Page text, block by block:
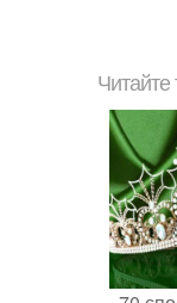
Читайте